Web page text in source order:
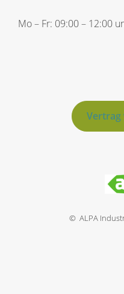
Mo – Fr: 09:00 – 12:00
© ALPA